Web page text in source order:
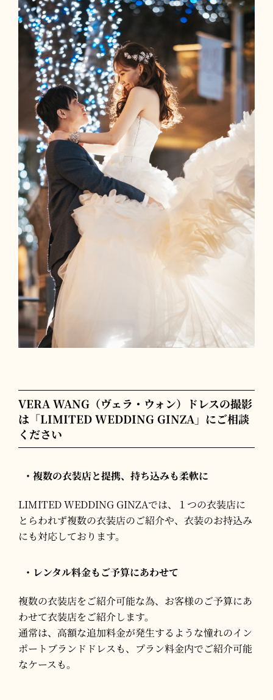
VERA WANG（ヴェラ・ウォン）ドレスの撮影
は「LIMITED WEDDING GINZA」にご相談
ください
・複数の衣装店と提携、持ち込みも柔軟に
LIMITED WEDDING GINZAでは、１つの衣装店に
とらわれず複数の衣装店のご紹介や、衣装のお持込み
にも対応しております。
・レンタル料金もご予算にあわせて
複数の衣装店をご紹介可能な為、お客様のご予算にあ
わせて衣装店をご紹介します。
通常は、高額な追加料金が発生するような憧れのイン
ポートブランドドレスも、プラン料金内でご紹介可能
なケースも。